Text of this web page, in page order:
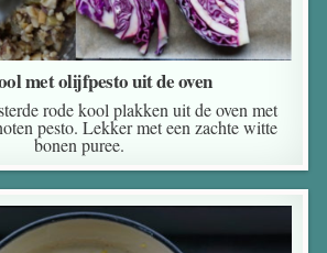
met olijfpesto uit de oven
rode kool plakken uit de oven met
pesto. Lekker met een zachte witte
bonen puree.